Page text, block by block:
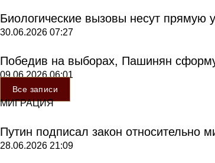
Биологические вызовы несут прямую
30.06.2026 07:27
Победив на выборах, Пашинян
09.06.202606:01
Все записи
МИГРАЦИЯ
Путин подписал закон относительно
28.06.2026 21:09